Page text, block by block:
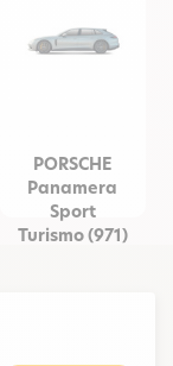
PORSCHE
Panamera
Sport
Turismo (971)